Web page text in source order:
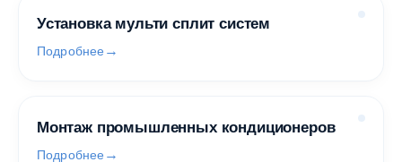
Установка мульти сплит систем
Подробнее
Монтаж промышленных кондиционеров
Подробнее